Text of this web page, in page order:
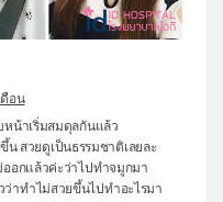
อน
น้าเริ่มสมดุลกันแล้ว
น สวยดูเป็นธรรมชาติเลยละ
อกแล้วค่ะว่าไปทำจมูกมา
าทำไม่สวยขึ้นไปทำอะไรมา